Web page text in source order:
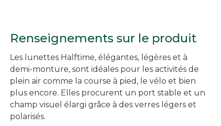
Renseignements sur le produit
Les lunettes Halftime, élégantes, légères et à
demi-monture, sont idéales pour les activités de
plein air comme la course à pied, le vélo et bien
plus encore. Elles procurent un port stable et un
champ visuel élargi grâce à des verres légers et
polarisés.